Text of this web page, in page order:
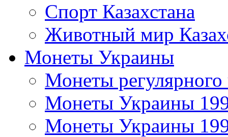
Спорт Казахстана
Животный мир
Монеты Украины
Монеты регулярного
Монеты Украины
Монеты Украины